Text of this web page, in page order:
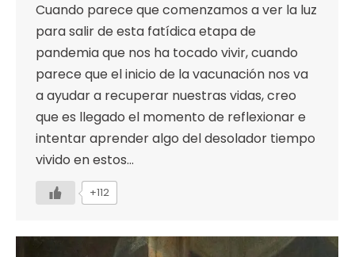
Cuando parece que comenzamos a ver la luz
para salir de esta fatídica etapa de
pandemia que nos ha tocado vivir, cuando
parece que el inicio de la vacunación nos va
a ayudar a recuperar nuestras vidas, creo
que es llegado el momento de reflexionar e
intentar aprender algo del desolador tiempo
vivido en estos…
+112